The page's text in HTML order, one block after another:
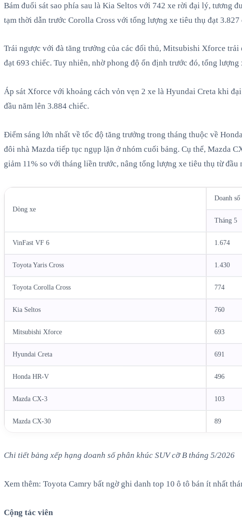
Bám đuổi sát sao phía sau là Kia Seltos với 742 xe rời đại lý, tương
tạm thời dẫn trước Corolla Cross với tổng lượng xe tiêu thụ đạt 3.827
Trái ngược với đà tăng trưởng của các đối thủ, Mitsubishi Xforce
đạt 693 chiếc. Tuy nhiên, nhờ phong độ ổn định trước đó, tổng
Áp sát Xforce với khoảng cách vỏn vẹn 2 xe là Hyundai Creta khi
đầu năm lên 3.884 chiếc.
Điểm sáng lớn nhất về tốc độ tăng trưởng trong tháng thuộc về
đôi nhà Mazda tiếp tục ngụp lặn ở nhóm cuối bảng. Cụ thể, Mazda
giảm 11% so với tháng liền trước, nâng tổng lượng xe tiêu thụ từ đầu
Dòng xe
Doanh
Tháng 5
VinFast VF 6 1.674
Toyota Yaris Cross 1.430
Toyota Corolla Cross 774
Kia Seltos 760
Mitsubishi Xforce 693
Hyundai Creta 691
Honda HR-V 496
Mazda CX-3 103
Mazda CX-30 89
Chi tiết bảng xếp hạng doanh số phân khúc SUV cỡ B tháng 5/2026
Xem thêm: Toyota Camry bất ngờ ghi danh top 10 ô tô bán ít nhất
Cộng tác viên